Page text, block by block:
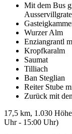
Mit dem Bus
Wurzer Alm
Enziangrantl
Kropfkaralm
Saumat
Tilliach
Ban Steglian
Reiter Stube
Zurück mit
17,5 km, 1.030
Uhr - 15:00 Uhr)